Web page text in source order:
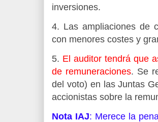
inversiones.
4. Las ampliaciones de
con menores costes y
5. El auditor tendrá que
de remuneraciones. Se
del voto) en las Juntas
accionistas sobre la
Nota IAJ: Merece la